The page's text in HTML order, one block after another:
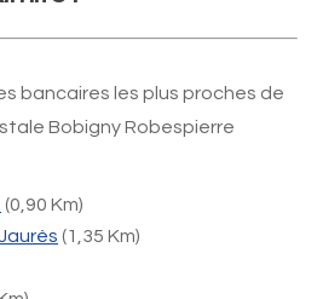
bancaires les plus proches de
Bobigny Robespierre
(0,90 Km)
(1,35 Km)